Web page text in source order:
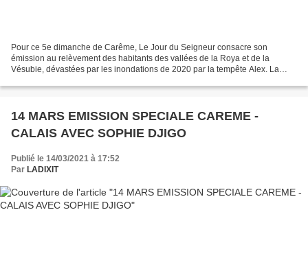
Pour ce 5e dimanche de Carême, Le Jour du Seigneur consacre son
émission au relèvement des habitants des vallées de la Roya et de la
Vésubie, dévastées par les inondations de 2020 par la tempête Alex. La
14 MARS EMISSION SPECIALE CAREME -
CALAIS AVEC SOPHIE DJIGO
Publié le 14/03/2021 à 17:52
Par LADIXIT